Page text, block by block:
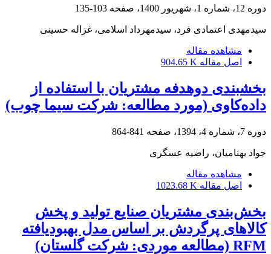
دوره 12، شماره 1، شهریور 1400، صفحه 103-135
سیدمهدی اعتمادی فرد، سیدمهرداد اسلامی، غزاله حسینی
مشاهده مقاله
اصل مقاله 904.65 K
بخشبندی دوهدفه مشتریان با استفاده از
داده‌کاوی (مورد مطالعه: شرکت سیما چوب)
دوره 7، شماره 4، 1394، صفحه 841-864
جواد بهنامیان، راضیه عسگری
مشاهده مقاله
اصل مقاله 1023.68 K
بخش‌بندی مشتریان صنایع تولید و پخش
کالاهای پرگردش بر اساس مدل بهبود‌یافته
RFM (مطالعه موردی: شرکت گلستان)